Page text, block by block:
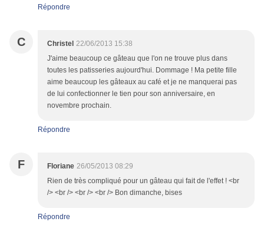
Répondre
C Christel 22/06/2013 15:38
J'aime beaucoup ce gâteau que l'on ne trouve plus dans
toutes les patisseries aujourd'hui. Dommage ! Ma petite fille
aime beaucoup les gâteaux au café et je ne manquerai pas
de lui confectionner le tien pour son anniversaire, en
novembre prochain.
Répondre
F Floriane 26/05/2013 08:29
Rien de très compliqué pour un gâteau qui fait de l'effet ! <br
/> <br /> <br /> <br /> Bon dimanche, bises
Répondre